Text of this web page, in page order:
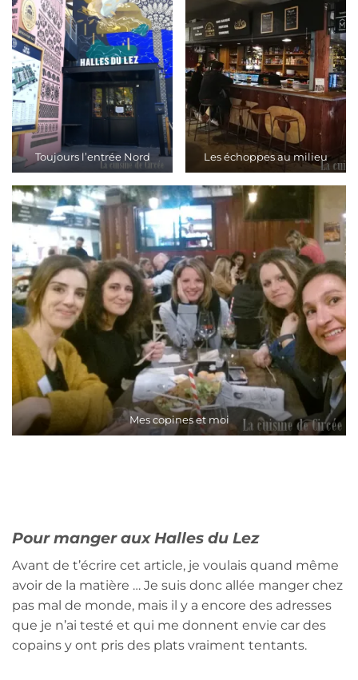
Toujours l’entrée Nord Les échoppes au milieu
Mes copines et moi
Pour manger aux Halles du Lez
Avant de t’écrire cet article, je voulais quand même
avoir de la matière … Je suis donc allée manger chez
pas mal de monde, mais il y a encore des adresses
que je n’ai testé et qui me donnent envie car des
copains y ont pris des plats vraiment tentants.